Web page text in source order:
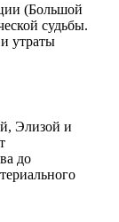
(Большой
судьбы.
утраты
Элизой и
до